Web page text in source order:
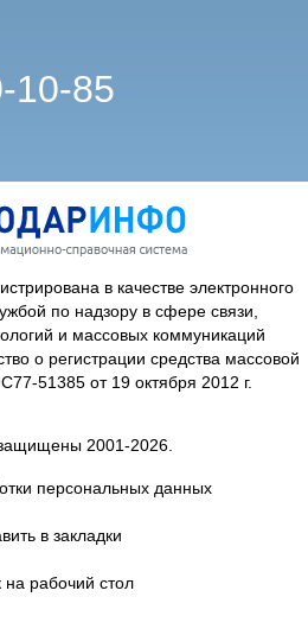
10-85
в качестве электронного
по надзору в сфере связи,
и массовых коммуникаций
о регистрации средства массовой
51385 от 19 октября 2012 г.
2001-2026.
персональных данных
в закладки
рабочий стол